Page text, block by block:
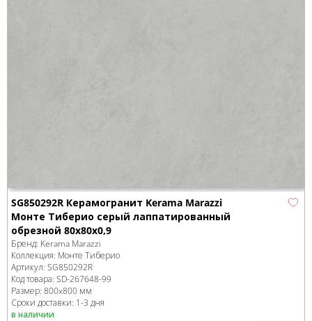
SG850292R Керамогранит Kerama Marazzi
Монте Тиберио серый лаппатированный
обрезной 80x80x0,9
Бренд: Kerama Marazzi
Коллекция: Монте Тиберио
Артикул: SG850292R
Код товара: SD-267648-99
Размер: 800x800 мм
Сроки доставки: 1-3 дня
в наличии